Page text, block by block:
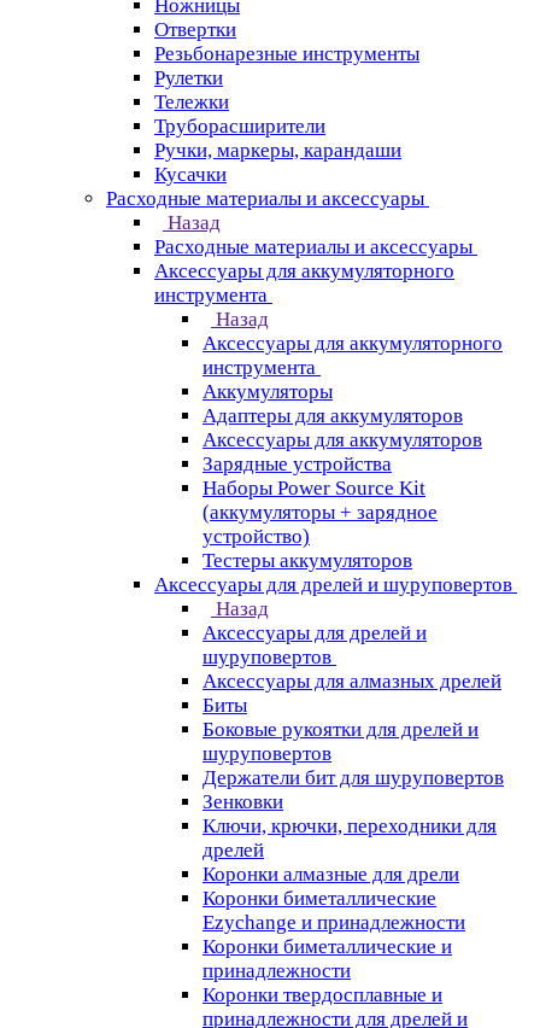
Ножницы
Отвертки
Резьбонарезные инструменты
Рулетки
Тележки
Труборасширители
Ручки, маркеры, карандаши
Кусачки
Расходные материалы и аксессуары
Назад
Расходные материалы и аксессуары
Аксессуары для аккумуляторного
инструмента
Назад
Аксессуары для аккумуляторного
инструмента
Aккумуляторы
Адаптеры для аккумуляторов
Аксессуары для аккумуляторов
Зарядные устройства
Наборы Power Source Kit
(аккумуляторы + зарядное
устройство)
Тестеры аккумуляторов
Аксессуары для дрелей и шуруповертов
Назад
Аксессуары для дрелей и
шуруповертов
Аксессуары для алмазных дрелей
Биты
Боковые рукоятки для дрелей и
шуруповертов
Держатели бит для шуруповертов
Зенковки
Ключи, крючки, переходники для
дрелей
Коронки алмазные для дрели
Коронки биметаллические
Ezychange и принадлежности
Коронки биметаллические и
принадлежности
Коронки твердосплавные и
принадлежности для дрелей и